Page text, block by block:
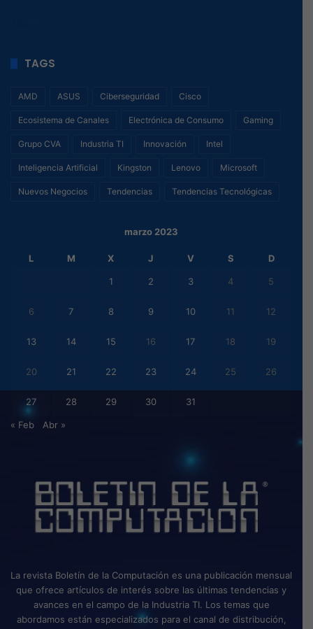
TAGS
AMD ASUS Ciberseguridad Cisco
Ecosistema de Canales Electrónica de Consumo Gaming
Grupo CVA Industria TI Innovación Intel
Inteligencia Artificial Kingston Lenovo Microsoft
Nuevos Negocios Tendencias Tendencias Tecnológicas
marzo 2023
L M X J V S D
1 2 3 4 5
6 7 8 9 10 11 12
13 14 15 16 17 18 19
20 21 22 23 24 25 26
27 28 29 30 31
« Feb Abr »
La revista Boletín de la Computación es una publicación mensual
que ofrece artículos de interés sobre las últimas tendencias y
avances en el campo de la Industria TI. Los temas que
abordamos están especializados para el canal de distribución,